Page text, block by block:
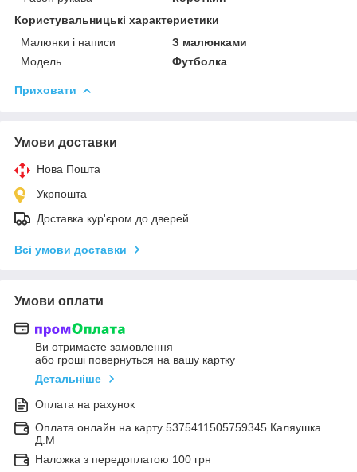
Користувальницькі характеристики
Малюнки і написи
З малюнками
Модель
Футболка
Приховати
Умови доставки
Нова Пошта
Укрпошта
Доставка кур'єром до дверей
Всі умови доставки
Умови оплати
Ви отримаєте замовлення
або гроші повернуться на вашу картку
Детальніше
Оплата на рахунок
Оплата онлайн на карту 5375411505759345 Каляушка
Д.М
Наложка з передоплатою 100 грн